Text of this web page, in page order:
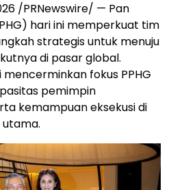
/PRNewswire/ — Pan
hari ini memperkuat tim
strategis untuk menuju
di pasar global.
fokus PPHG
pemimpin
kemampuan eksekusi di